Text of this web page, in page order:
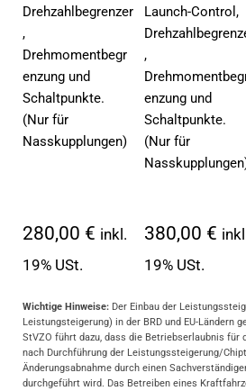
Drehzahlbegrenzer
,
Drehmomentbegr
enzung und
Schaltpunkte.
(Nur für
Nasskupplungen)
280,00 € inkl.
19% USt.
Launch-Control,
,
enzung und
Schaltpunkte.
(Nur für
380,00 €
19% USt.
Wichtige Hinweise: Der Einbau der
Leistungsteigerung) in der BRD und EU-Ländern
StVZO führt dazu, dass die Betriebserlaubnis für
nach Durchführung der Leistungssteigerung/
Änderungsabnahme durch einen
durchgeführt wird. Das Betreiben eines